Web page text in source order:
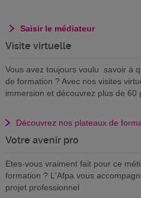
Saisir le médiateur
Visite virtuelle
Vous avez toujours voulu savoir à
de formation ? Avec nos visites
immersion et découvrez plus de 60
Découvrez nos plateaux de
Votre avenir pro
Etes-vous vraiment fait pour ce
formation ? L'Afpa vous
projet professionnel